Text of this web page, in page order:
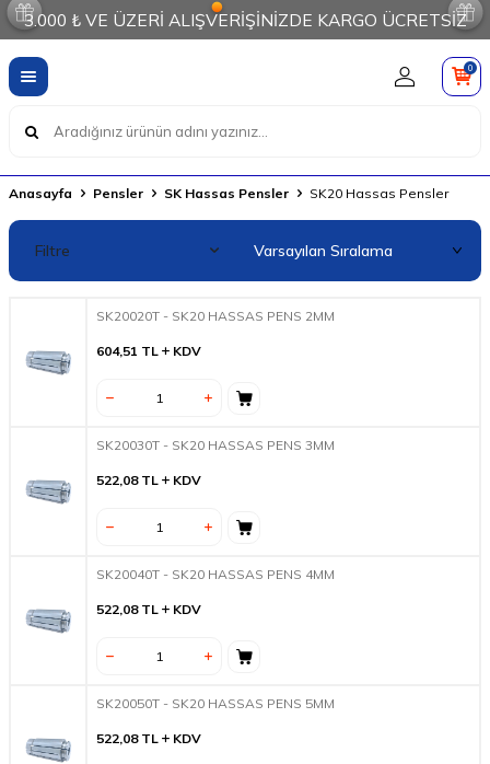
3.000 ₺ VE ÜZERİ ALIŞVERİŞİNİZDE KARGO ÜCRETSİZ
0
Anasayfa Pensler SK Hassas Pensler SK20 Hassas Pensler
Filtre
SK20020T - SK20 HASSAS PENS 2MM
604,51 TL KDV
SK20030T - SK20 HASSAS PENS 3MM
522,08TL KDV
SK20040T - SK20 HASSAS PENS 4MM
522,08TL KDV
SK20050T - SK20 HASSAS PENS 5MM
522,08TL KDV